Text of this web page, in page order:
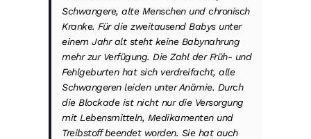
Schwangere, alte Menschen und chronisch
Kranke. Für die zweitausend Babys unter
einem Jahr alt steht keine Babynahrung
mehr zur Verfügung. Die Zahl der Früh- und
Fehlgeburten hat sich verdreifacht, alle
Schwangeren leiden unter Anämie. Durch
die Blockade ist nicht nur die Versorgung
mit Lebensmitteln, Medikamenten und
Treibstoff beendet worden. Sie hat auch